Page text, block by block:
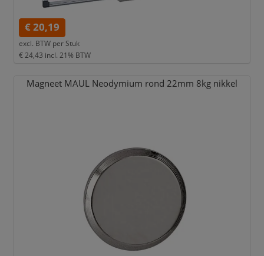
€ 20,19
excl. BTW per Stuk
€ 24,43 incl. 21% BTW
Magneet MAUL Neodymium rond 22mm 8kg nikkel